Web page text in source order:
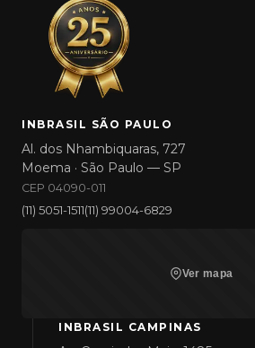
INBRASIL SÃO PAULO
Al. dos Nhambiquaras, 727
Moema · São Paulo — SP
CEP 04090-011
(11) 5051-1511(11) 99004-6829
Ver mapa
INBRASIL CAMPINAS